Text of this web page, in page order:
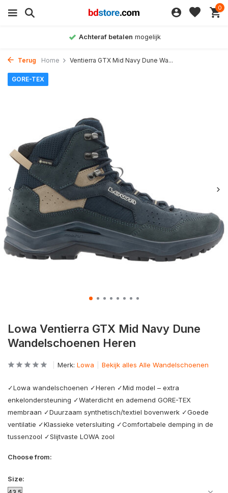
0
Achteraf betalen mogelijk
Terug Home Ventierra GTX Mid Navy Dune Wa...
Lowa Ventierra GTX Mid Navy Dune
Wandelschoenen Heren
GORE-TEX
Merk: Lowa Bekijk alles Alle Wandelschoenen
✓Lowa wandelschoenen ✓Heren ✓Mid model – extra
enkelondersteuning ✓Waterdicht en ademend GORE-TEX
membraan ✓Duurzaam synthetisch/textiel bovenwerk ✓Goede
ventilatie ✓Klassieke vetersluiting ✓Comfortabele demping in de
tussenzool ✓Slijtvaste LOWA zool
Choose from:
Size: